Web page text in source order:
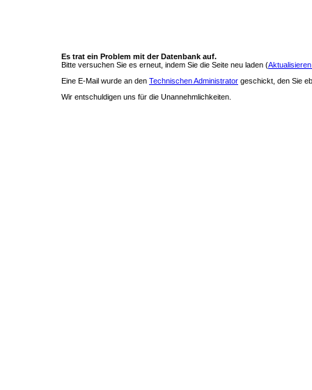
Es trat ein Problem mit der Datenbank auf.
Bitte versuchen Sie es erneut, indem Sie die Seite neu laden (
Eine E-Mail wurde an den Technischen Administrator geschickt, den Sie
Wir entschuldigen uns für die Unannehmlichkeiten.